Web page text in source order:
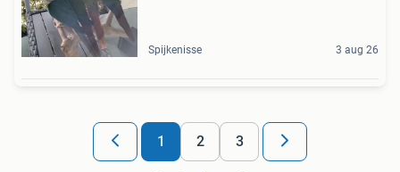
Spijkenisse 3 aug 26
1 2 3